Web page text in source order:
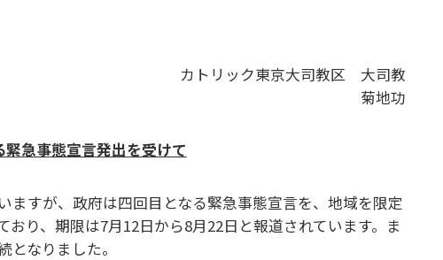
カトリック東京大司教区 大司教
菊地功
急事態宣言発出を受けて
すが、政府は四回目となる緊急事態宣言を、地域を限定
り、期限は7月12日から8月22日と報道されています。ま
なりました。